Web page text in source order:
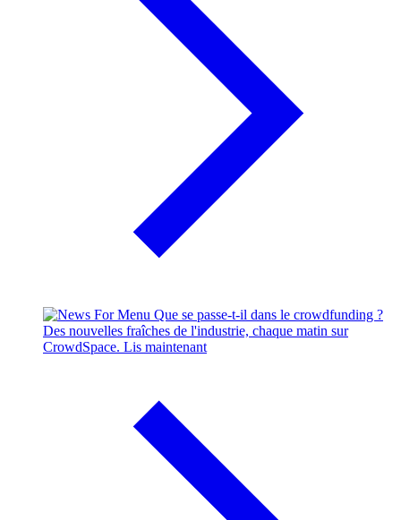
Que se passe-t-il dans le crowdfunding ?
Des nouvelles fraîches de l'industrie, chaque matin sur
CrowdSpace. Lis maintenant